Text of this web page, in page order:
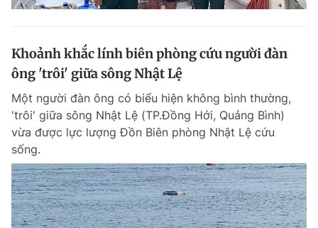
Khoảnh khắc lính biên phòng cứu người đàn
ông 'trôi' giữa sông Nhật Lệ
Một người đàn ông có biểu hiện không bình thường,
'trôi' giữa sông Nhật Lệ (TP.Đồng Hới, Quảng Bình)
vừa được lực lượng Đồn Biên phòng Nhật Lệ cứu
sống.